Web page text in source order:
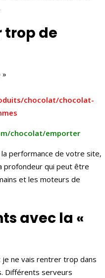
trop de
»
chocolat/chocolat-
chocolat/emporter
performance de votre site,
profondeur qui peut être
et les moteurs de
avec la «
je ne vais rentrer trop dans
Différents serveurs